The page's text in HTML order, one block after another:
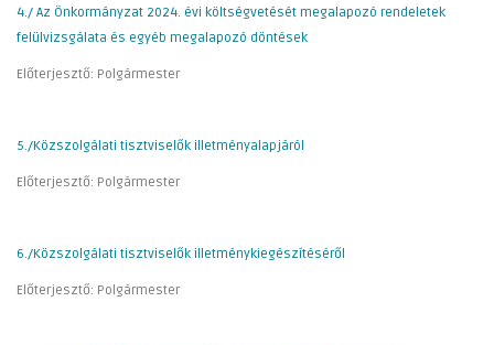
4./ Az Önkormányzat 2024. évi költségvetését megalapozó rendeletek
felülvizsgálata és egyéb megalapozó döntések
Előterjesztő: Polgármester
5./Közszolgálati tisztviselők illetményalapjáról
Előterjesztő: Polgármester
6./Közszolgálati tisztviselők illetménykiegészítéséről
Előterjesztő: Polgármester